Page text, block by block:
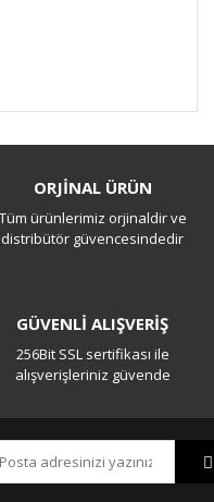
ORJİNAL ÜRÜN
Tüm ürünlerimiz orjinaldir ve
distribütör güvencesindedir
GÜVENLİ ALIŞVERİŞ
256Bit SSL sertifikası ile
alışverişleriniz güvende